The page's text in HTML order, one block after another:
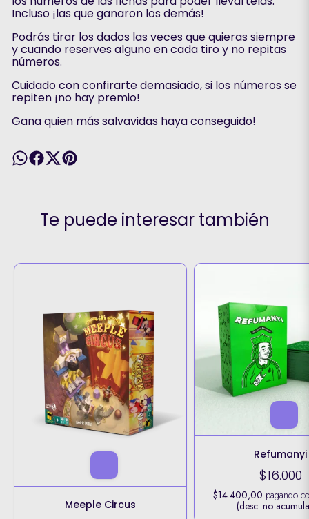
Incluso ¡las que ganaron los demás!
Podrás tirar los dados las veces que quieras siempre
y cuando reserves alguno en cada tiro y no repitas
números.
Cuidado con confirarte demasiado, si los números se
repiten ¡no hay premio!
Gana quien más salvavidas haya conseguido!
Te puede interesar también
Meeple Circus
Refumanyi
$16.000
$14.400,00 pagando
(desc. no